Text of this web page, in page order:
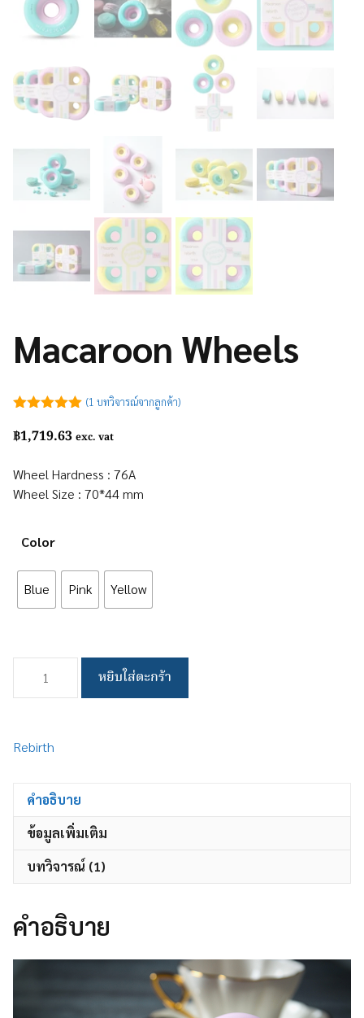
Macaroon Wheels
5
(1 บทวิจารณ์จากลูกค้า)
฿1,719.63 exc. vat
Wheel Hardness : 76A
Wheel Size : 70*44 mm
Color
Blue Pink Yellow
Macaroon
หยิบใส่ตะกร้า
Rebirth
คำอธิบาย
ข้อมูลเพิ่มเติม
บทวิจารณ์ (1)
คำอธิบาย